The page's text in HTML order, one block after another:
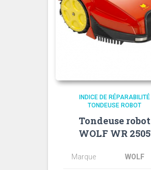
INDICE DE RÉPARABILITÉ
TONDEUSE ROBOT
Tondeuse robot
WOLF WR 2505
Marque WOLF